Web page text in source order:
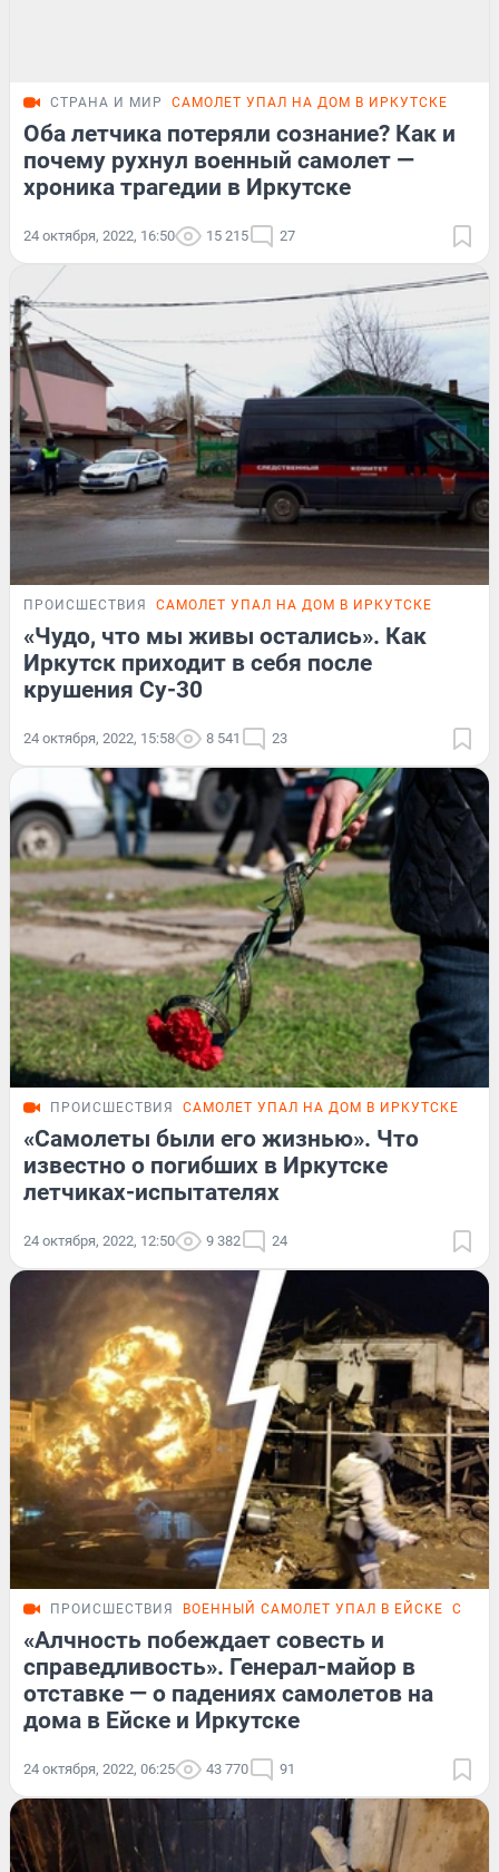
СТРАНА И МИР САМОЛЕТ УПАЛ НА ДОМ В ИРКУТСКЕ
Оба летчика потеряли сознание? Как и
почему рухнул военный самолет —
хроника трагедии в Иркутске
24 октября, 2022, 16:50 15 215 27
ПРОИСШЕСТВИЯ САМОЛЕТ УПАЛ НА ДОМ В ИРКУТСКЕ
«Чудо, что мы живы остались». Как
Иркутск приходит в себя после
крушения Су-30
24 октября, 2022, 15:58 8 541 23
ПРОИСШЕСТВИЯ САМОЛЕТ УПАЛ НА ДОМ В ИРКУТСКЕ
«Самолеты были его жизнью». Что
известно о погибших в Иркутске
летчиках-испытателях
24 октября, 2022, 12:50 9 382 24
ПРОИСШЕСТВИЯ ВОЕННЫЙ САМОЛЕТ УПАЛ В ЕЙСКЕ
«Алчность побеждает совесть и
справедливость». Генерал-майор в
отставке — о падениях самолетов на
дома в Ейске и Иркутске
24 октября, 2022, 06:25 43 770 91